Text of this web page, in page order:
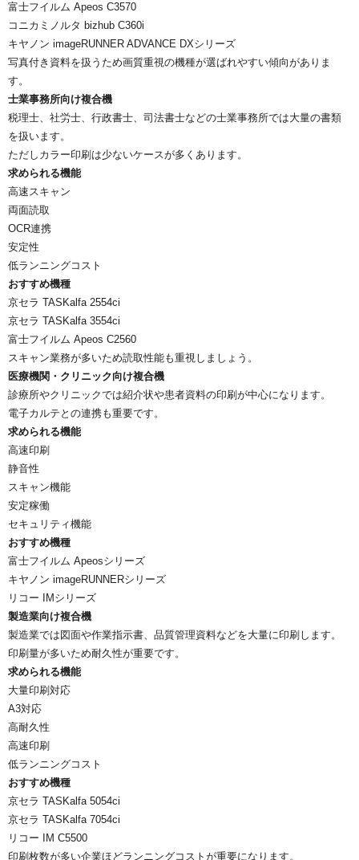
富士フイルム Apeos C3570
コニカミノルタ bizhub C360i
キヤノン imageRUNNER ADVANCE DXシリーズ
写真付き資料を扱うため画質重視の機種が選ばれやすい傾向がありま
す。
士業事務所向け複合機
税理士、社労士、行政書士、司法書士などの士業事務所では大量の書類
を扱います。
ただしカラー印刷は少ないケースが多くあります。
求められる機能
高速スキャン
両面読取
OCR連携
安定性
低ランニングコスト
おすすめ機種
京セラ TASKalfa 2554ci
京セラ TASKalfa 3554ci
富士フイルム Apeos C2560
スキャン業務が多いため読取性能も重視しましょう。
医療機関・クリニック向け複合機
診療所やクリニックでは紹介状や患者資料の印刷が中心になります。
電子カルテとの連携も重要です。
求められる機能
高速印刷
静音性
スキャン機能
安定稼働
セキュリティ機能
おすすめ機種
富士フイルム Apeosシリーズ
キヤノン imageRUNNERシリーズ
リコー IMシリーズ
製造業向け複合機
製造業では図面や作業指示書、品質管理資料などを大量に印刷します。
印刷量が多いため耐久性が重要です。
求められる機能
大量印刷対応
A3対応
高耐久性
高速印刷
低ランニングコスト
おすすめ機種
京セラ TASKalfa 5054ci
京セラ TASKalfa 7054ci
リコー IM C5500
印刷枚数が多い企業ほどランニングコストが重要になります。